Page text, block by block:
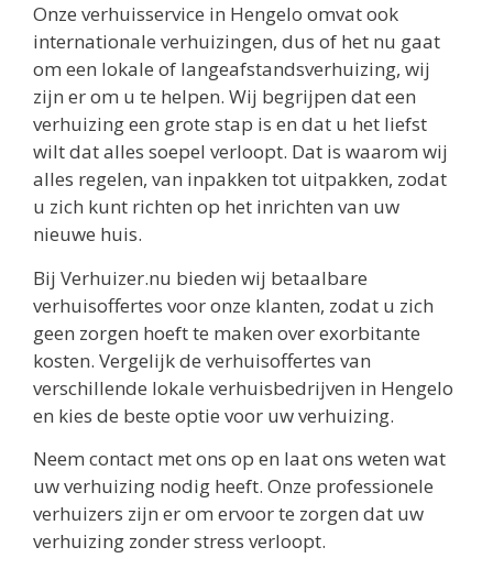
Onze verhuisservice in Hengelo omvat ook
internationale verhuizingen, dus of het nu gaat
om een lokale of langeafstandsverhuizing, wij
zijn er om u te helpen. Wij begrijpen dat een
verhuizing een grote stap is en dat u het liefst
wilt dat alles soepel verloopt. Dat is waarom wij
alles regelen, van inpakken tot uitpakken, zodat
u zich kunt richten op het inrichten van uw
nieuwe huis.
Bij Verhuizer.nu bieden wij betaalbare
verhuisoffertes voor onze klanten, zodat u zich
geen zorgen hoeft te maken over exorbitante
kosten. Vergelijk de verhuisoffertes van
verschillende lokale verhuisbedrijven in Hengelo
en kies de beste optie voor uw verhuizing.
Neem contact met ons op en laat ons weten wat
uw verhuizing nodig heeft. Onze professionele
verhuizers zijn er om ervoor te zorgen dat uw
verhuizing zonder stress verloopt.